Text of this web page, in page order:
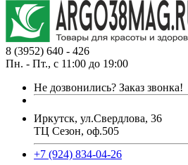
8 (3952) 640 - 426
Пн. - Пт., с 11:00 до 19:00
Не дозвонились? Заказ звонка!
Иркутск, ул.Свердлова, 36
ТЦ Сезон, оф.505
+7 (924) 834-04-26